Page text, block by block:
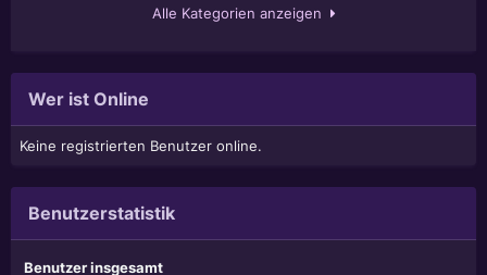
Alle Kategorien anzeigen
Wer ist Online
Keine registrierten Benutzer online.
Benutzerstatistik
Benutzer insgesamt